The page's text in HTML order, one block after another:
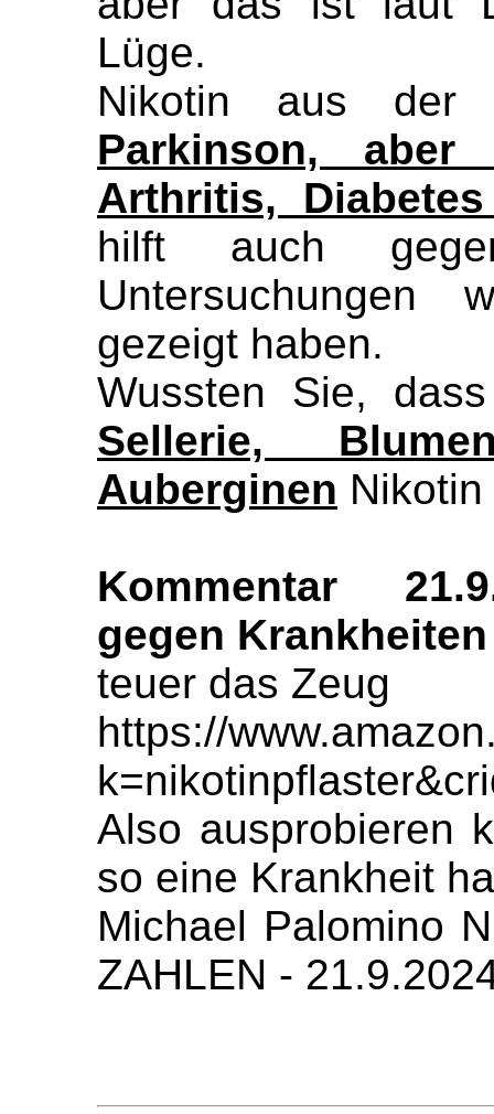
Lüge.
Nikotin aus der
Parkinson, aber
Arthritis,
hilft auch
Untersuchungen
gezeigt haben.
Wussten Sie,
Sellerie,
Auberginen
Kommentar
gegen
teuer das Zeug
https://
Also ausprobieren
so eine Krankheit
Michael Palomino
ZAHLEN -